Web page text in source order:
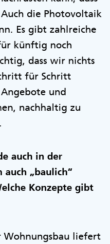
die Photovoltaik
Es gibt zahlreiche
künftig noch
dass wir nichts
für Schritt
und
nachhaltig zu
auch in der
auch „baulich“
Konzepte gibt
Wohnungsbau liefert